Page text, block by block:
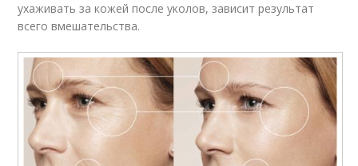
ухаживать за кожей после уколов, зависит результат
всего вмешательства.